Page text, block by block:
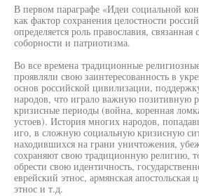
В первом параграфе «Идеи социальной
как фактор сохранения целостности
определяется роль православия,
соборности и патриотизма.
Во все времена традиционные
проявляли свою заинтересованность в
основ российской цивилизации,
народов, что играло важную позитивную
кризисные периоды (война, коренная
устоев). История многих народов,
иго, в сложную социальную кризисную
находившихся на грани уничтожения,
сохраняют свою традиционную религию,
обрести свою идентичность,
еврейский этнос, армянская апостольская
этнос и т.д.